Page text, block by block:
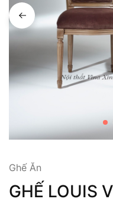
Ghế Ăn
GHẾ LOUIS